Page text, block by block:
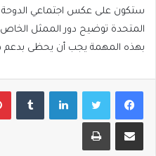
ستكون على عكس اجتماعي الدوحة
المتحدة توضيح دور الممثل
بهذه المهمة يجب أن يحظى بدعم
فيسبوكتويتر لينكدإن
مشاركة عبر البريد طباعة